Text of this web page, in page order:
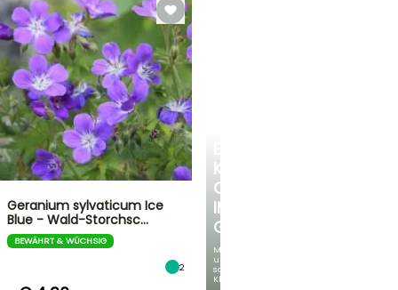
KÜHLE
OASE
IM
GARTEN
Mit
unseren
schönsten
Kletterpflanzen!
Geranium sylvaticum Ice
Blue - Wald-Storchsc…
BEWÄHRT & WÜCHSIG
2